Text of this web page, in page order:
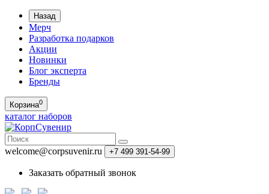
Назад
Мерч
Разработка подарков
Акции
Новинки
Блог эксперта
Бренды
Корзина0
каталог наборов
welcome@corpsuvenir.ru +7 499 391-54-99
Заказать обратный звонок